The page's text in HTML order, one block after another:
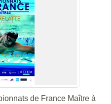
de France Maître à